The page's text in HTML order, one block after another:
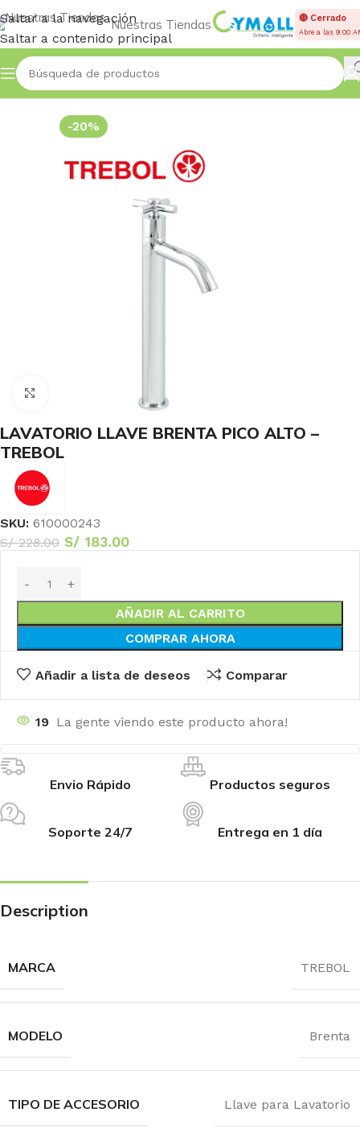
Saltar a la navegación
Saltar a contenido principal
Nuestras Tiendas 🔴 Cerrado
Abre a las 9:00
Inicio Accessories
-20%
LAVATORIO LLAVE BRENTA PICO ALTO –
TREBOL
SKU: 610000243
S/228.00 S/ 183.00
AÑADIR AL CARRITO
COMPRAR AHORA
Añadir a lista de deseos Comparar
19 La gente viendo este producto ahora!
Envio Rápido Productos seguros
Soporte 24/7 Entrega en 1 día
Description
MARCA TREBOL
MODELO Brenta
TIPO DE ACCESORIO Llave para Lavatorio